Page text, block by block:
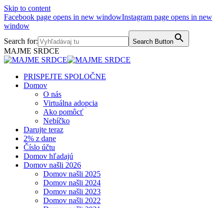
Skip to content
Facebook page opens in new windowInstagram page opens in new
window
Search for:
Search Button
MAJME SRDCE
PRISPEJTE SPOLOČNE
Domov
O nás
Virtuálna adopcia
Ako pomôcť
Nebíčko
Darujte teraz
2% z dane
Číslo účtu
Domov hľadajú
Domov našli 2026
Domov našli 2025
Domov našli 2024
Domov našli 2023
Domov našli 2022